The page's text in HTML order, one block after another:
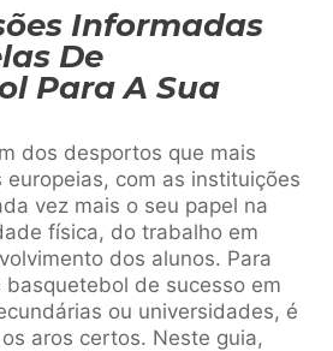
Informadas
De
Para A Sua
dos desportos que mais
europeias, com as instituições
vez mais o seu papel na
física, do trabalho em
dos alunos. Para
basquetebol de sucesso em
ou universidades, é
aros certos. Neste guia,